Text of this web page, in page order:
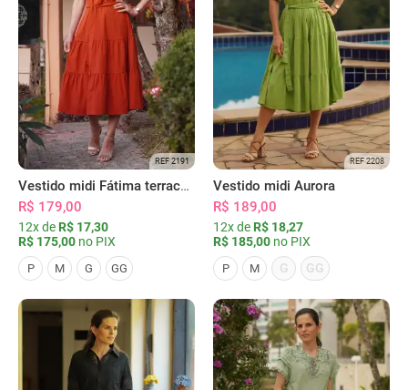
REF 2191
Vestido midi Fátima terracota
R$ 179,00
12x de R$ 17,30
R$ 175,00 no PIX
P M G GG
REF 2208
Vestido midi Aurora
R$ 189,00
12x de R$ 18,27
R$ 185,00 no PIX
P M G GG